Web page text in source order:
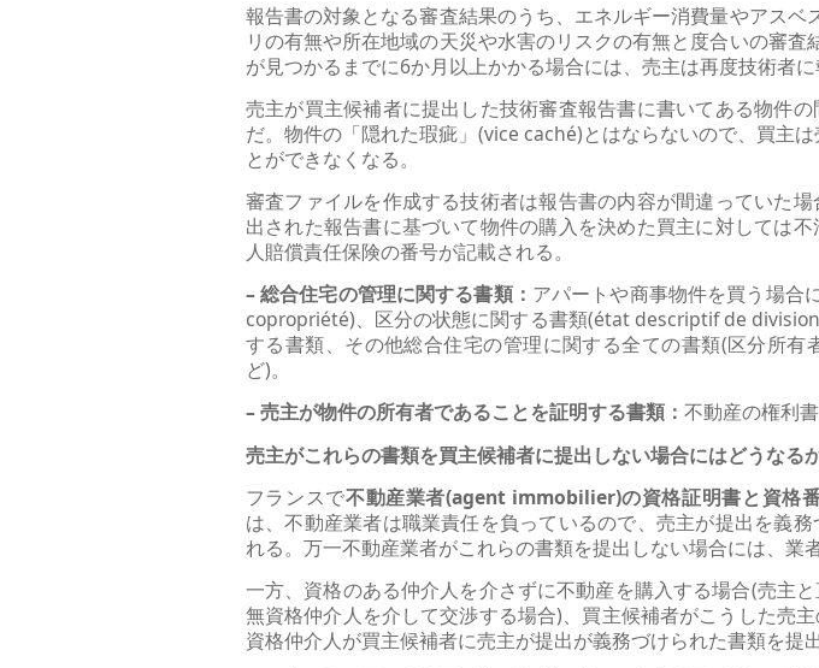
報告書の対象となる審査結果のうち、エネルギー消費量やアス
リの有無や所在地域の天災や水害のリスクの有無と度合いの審
が見つかるまでに6か月以上かかる場合には、売主は再度技術者に
売主が買主候補者に提出した技術審査報告書に書いてある物件
だ。物件の「隠れた瑕疵」(vice caché)とはならないので、買主
とができなくなる。
審査ファイルを作成する技術者は報告書の内容が間違っていた
出された報告書に基づいて物件の購入を決めた買主に対しては
人賠償責任保険の番号が記載される。
– 総合住宅の管理に関する書類： アパートや商事物件を買う場合
copropriété)、区分の状態に関する書類(état descriptif de
する書類、その他総合住宅の管理に関する全ての書類(区分所
ど)。
– 売主が物件の所有者であることを証明する書類： 不動産の権利
売主がこれらの書類を買主候補者に提出しない場合にはどうなる
フランスで不動産業者(agent immobilier)の資格証明書と資格
は、不動産業者は職業責任を負っているので、売主が提出を義
れる。万一不動産業者がこれらの書類を提出しない場合には、業
一方、資格のある仲介人を介さずに不動産を購入する場合(売主
無資格仲介人を介して交渉する場合)、買主候補者がこうした売
資格仲介人が買主候補者に売主が提出が義務づけられた書類を提